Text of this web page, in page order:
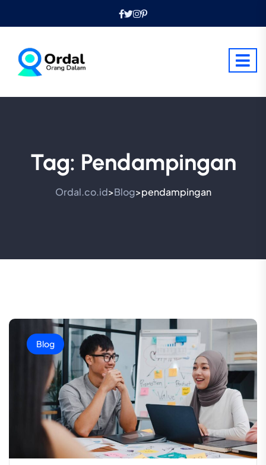
Tag: Pendampingan
Ordal.co.id>Blog>pendampingan
Blog